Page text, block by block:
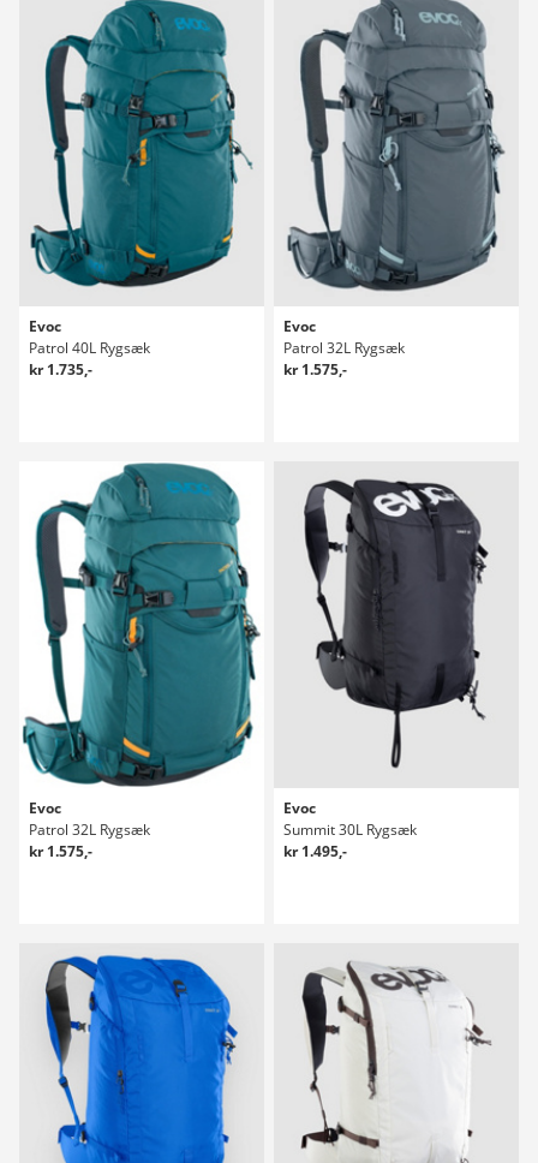
Evoc
Patrol 40L Rygsæk
kr 1.735,-
Evoc
Patrol 32L Rygsæk
kr 1.575,-
Evoc
Patrol 32L Rygsæk
kr 1.575,-
Evoc
Summit 30L Rygsæk
kr 1.495,-